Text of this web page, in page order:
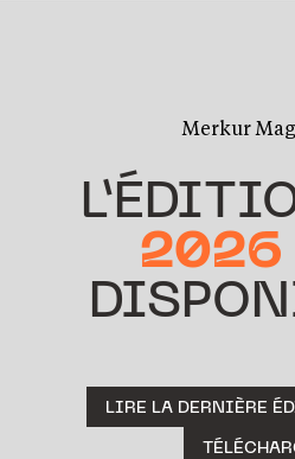
Merkur
2026
LIRE LA DERNIÈRE